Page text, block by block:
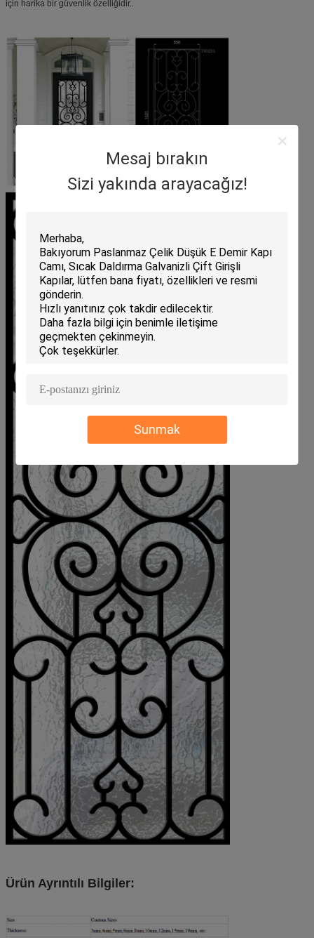
Mesaj bırakın
Sizi yakında arayacağız!
Sunmak
için harika bir güvenlik özelliğidir..
Ürün Ayrıntılı Bilgiler: